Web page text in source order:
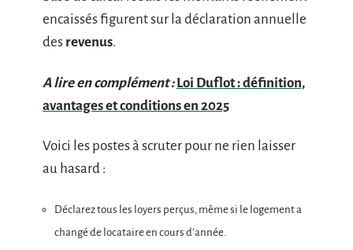
encaissés figurent sur la déclaration annuelle
des revenus.
A lire en complément : Loi Duflot : définition,
avantages et conditions en 2025
Voici les postes à scruter pour ne rien laisser
au hasard :
Déclarez tous les loyers perçus, même si le logement a
changé de locataire en cours d’année.